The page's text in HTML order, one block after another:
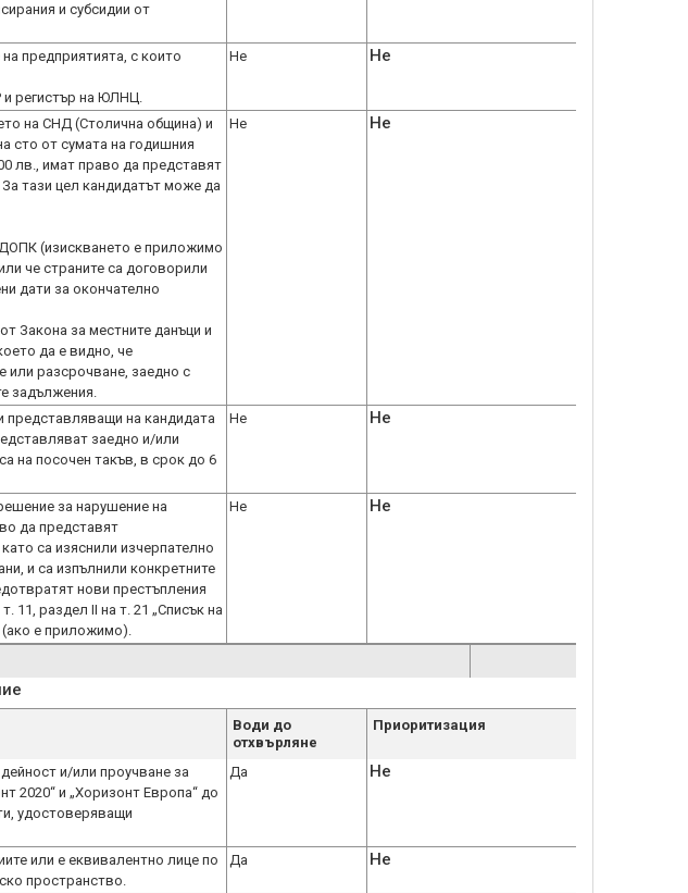
и субсидии от
предприятията, с които
и регистър на ЮЛНЦ.
Не Не
на СНД (Столична община) и
сто от сумата на годишния
лв., имат право да представят
тази цел кандидатът може да
ДОПК (изискването е приложимо
че страните са договорили
дати за окончателно
Закона за местните данъци и
да е видно, че
или разсрочване, заедно с
задължения.
Не Не
представляващи на кандидата
заедно и/или
на посочен такъв, в срок до 6
Не Не
за нарушение на
да представят
са изяснили изчерпателно
и са изпълнили конкретните
нови престъпления
11, раздел II на т. 21 „Списък на
(ако е приложимо).
Не Не
Води до
отхвърляне
Приоритизация
и/или проучване за
2020“ и „Хоризонт Европа“ до
удостоверяващи
Да Не
или е еквивалентно лице по
пространство.
Да Не